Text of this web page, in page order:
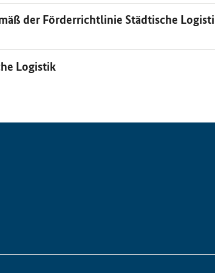
der Förderrichtlinie Städtische
Logistik